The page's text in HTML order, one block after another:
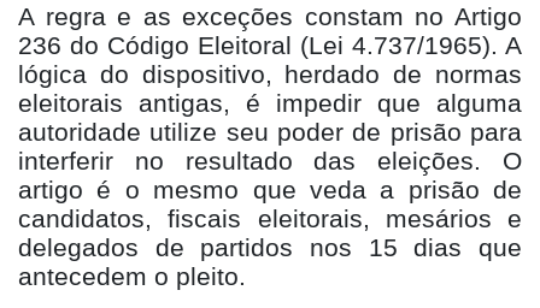
A regra e as exceções constam no Artigo
236 do Código Eleitoral (Lei 4.737/1965). A
lógica do dispositivo, herdado de normas
eleitorais antigas, é impedir que alguma
autoridade utilize seu poder de prisão para
interferir no resultado das eleições. O
artigo é o mesmo que veda a prisão de
candidatos, fiscais eleitorais, mesários e
delegados de partidos nos 15 dias que
antecedem o pleito.